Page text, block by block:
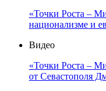
«Точки Роста –
национализме и
Видео
«Точки Роста –
от Севастополя